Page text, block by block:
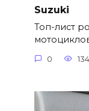
Suzuki
Топ-лист
0 134